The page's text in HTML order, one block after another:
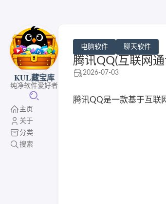
KUL藏宝库
纯净软件爱好者
主页
关于
分类
搜索
电脑软件 聊天软件
腾讯QQ(互联网
2026-07-03
腾讯QQ是一款基于互联